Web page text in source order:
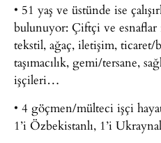
• 51 yaş ve üstünde ise
bulunuyor: Çiftçi ve esnaflar
tekstil, ağaç, iletişim,
taşımacılık, gemi/tersane,
işçileri…
• 4 göçmen/mülteci işçi
1’i Özbekistanlı, 1’i